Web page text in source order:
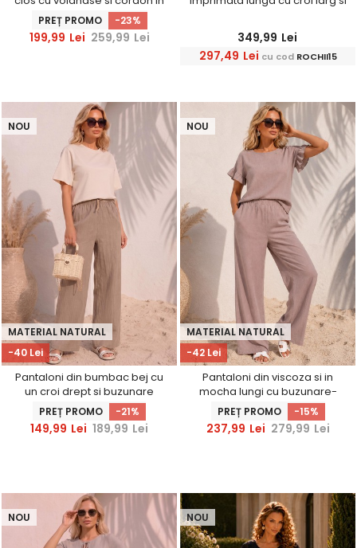
talie
PREȚ PROMO -23%
199,99 Lei 259,99 Lei 349,99 Lei
297,49 Lei cu cod ROCHII15
-40 Lei
MATERIAL NATURAL
NOU
Pantaloni din bumbac bej cu
un croi drept si buzunare
laterale
PREȚ PROMO -21%
149,99 Lei 189,99 Lei
-42 Lei
MATERIAL NATURAL
NOU
Pantaloni din viscoza si in
mocha lungi cu buzunare-
StarShinerS
PREȚ PROMO -15%
237,99 Lei 279,99 Lei
NOU NOU